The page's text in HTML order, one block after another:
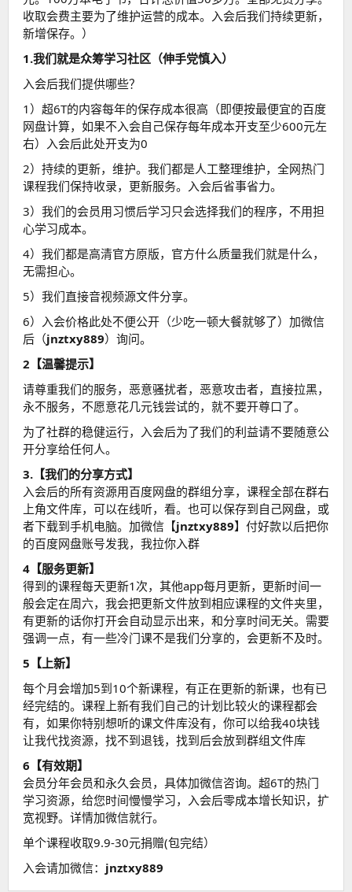
收取会费主要为了维护运营的成本。入会后我们持续更新，
新增保存。）
1.我们就是众筹学习社区（伸手党慎入）
入会后我们提供哪些？
1）超6T的内容每年的保存成本很高（即便按最便宜的百度
网盘计算，如果不入会自己保存每年成本开支至少600元左
右）入会后此处开支为0
2）持续的更新，维护。我们都是人工整理维护，全网热门
课程我们保持收录，更新服务。入会后省事省力。
3）我们的会员用习惯后学习只会选择我们的程序，不用担
心学习成本。
4）我们都是高清官方原版，官方什么质量我们就是什么，
无需担心。
5）我们直接音视频源文件分享。
6）入会价格此处不便公开（少吃一顿大餐就够了）加微信
后（jnztxy889）询问。
2【温馨提示】
请尊重我们的服务，恶意骚扰者，恶意攻击者，直接拉黑，
永不服务，不愿意花几元钱尝试的，就不要开尊口了。
为了社群的稳健运行，入会后为了我们的利益请不要随意公
开分享给任何人。
3.【我们的分享方式】
入会后的所有资源用百度网盘的群组分享，课程全部在群右
上角文件库，可以在线听，看。也可以保存到自己网盘，或
者下载到手机电脑。加微信【jnztxy889】付好款以后把你
的百度网盘账号发我，我拉你入群
4【服务更新】
得到的课程每天更新1次，其他app每月更新，更新时间一
般会定在周六，我会把更新文件放到相应课程的文件夹里，
有更新的话你打开会自动显示出来，和分享时间无关。需要
强调一点，有一些冷门课不是我们分享的，会更新不及时。
5【上新】
每个月会增加5到10个新课程，有正在更新的新课，也有已
经完结的。课程上新有我们自己的计划比较火的课程都会
有，如果你特别想听的课文件库没有，你可以给我40块钱
让我代找资源，找不到退钱，找到后会放到群组文件库
6【有效期】
会员分年会员和永久会员，具体加微信咨询。超6T的热门
学习资源，给您时间慢慢学习，入会后零成本增长知识，扩
宽视野。详情加微信就行。
单个课程收取9.9-30元捐赠(包完结）
入会请加微信： jnztxy889